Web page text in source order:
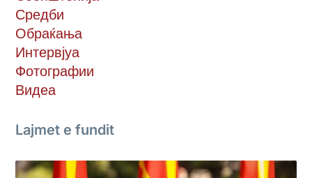
Средби
Обраќања
Интервјуа
Фотографии
Видеа
Lajmet e fundit